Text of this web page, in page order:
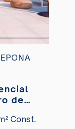
de
Const.